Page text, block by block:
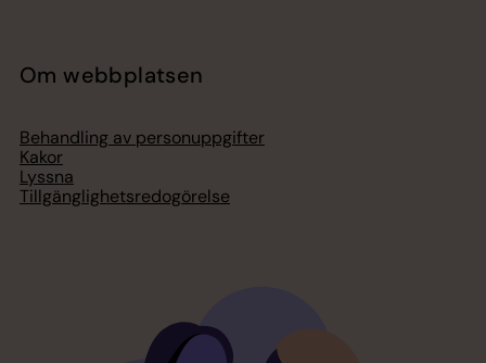
Om webbplatsen
Behandling av personuppgifter
Kakor
Lyssna
Tillgänglighetsredogörelse